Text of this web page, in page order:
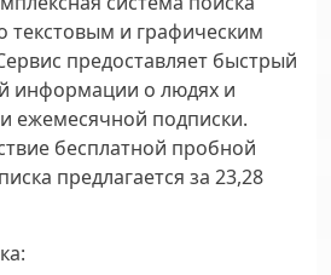
текстовым и графическим
предоставляет быстрый
информации о людях и
ежемесячной подписки.
бесплатной пробной
предлагается за 23,28